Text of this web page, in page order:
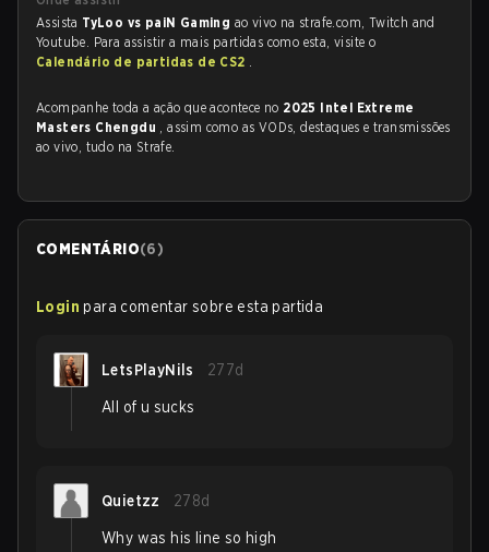
Assista TyLoo vs paiN Gaming ao vivo na strafe.com, Twitch and
Youtube. Para assistir a mais partidas como esta, visite o
Calendário de partidas de CS2 .
Acompanhe toda a ação que acontece no 2025 Intel Extreme
Masters Chengdu , assim como as VODs, destaques e transmissões
ao vivo, tudo na Strafe.
COMENTÁRIO(6)
Login para comentar sobre esta partida
LetsPlayNils 277d
All of u sucks
Quietzz 278d
Why was his line so high